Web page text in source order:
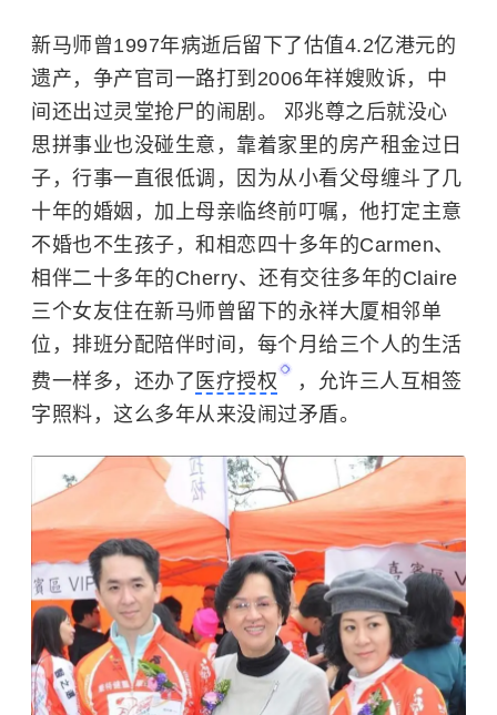
新马师曾1997年病逝后留下了估值4.2亿港元的
遗产，争产官司一路打到2006年祥嫂败诉，中
间还出过灵堂抢尸的闹剧。 邓兆尊之后就没心
思拼事业也没碰生意，靠着家里的房产租金过日
子，行事一直很低调，因为从小看父母缠斗了几
十年的婚姻，加上母亲临终前叮嘱，他打定主意
不婚也不生孩子，和相恋四十多年的Carmen、
相伴二十多年的Cherry、还有交往多年的Claire
三个女友住在新马师曾留下的永祥大厦相邻单
位，排班分配陪伴时间，每个月给三个人的生活
费一样多，还办了 医疗授权
，允许三人互相签
字照料，这么多年从来没闹过矛盾。